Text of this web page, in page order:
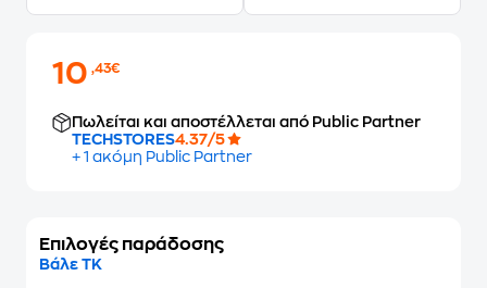
10,43€
Πωλείται και αποστέλλεται από Public Partner
TECHSTORES4.37/5
+ 1 ακόμη Public Partner
Επιλογές παράδοσης
Βάλε ΤΚ